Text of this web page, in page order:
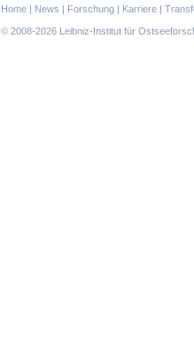
Navigation
überspringen
Home | News | Forschung | Karriere |
© 2008-2026 Leibniz-Institut für